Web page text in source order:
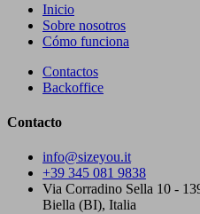
Inicio
Sobre nosotros
Cómo funciona
Contactos
Backoffice
Contacto
info@sizeyou.it
+39 345 081 9838
Via Corradino Sella 10 -
Biella (BI), Italia